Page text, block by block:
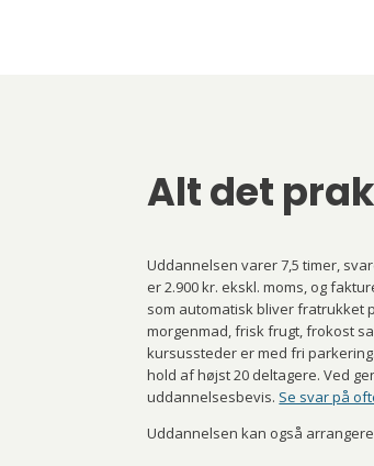
Alt det
Uddannelsen varer 7,5 timer,
er 2.900 kr. ekskl. moms, og
som automatisk bliver
morgenmad, frisk frugt, frokost
kursussteder er med fri parkering.
hold af højst 20 deltagere. Ved
uddannelsesbevis. Se svar på
Uddannelsen kan også